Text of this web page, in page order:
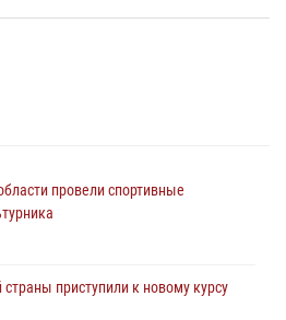
провели спортивные
приступили к новому курсу